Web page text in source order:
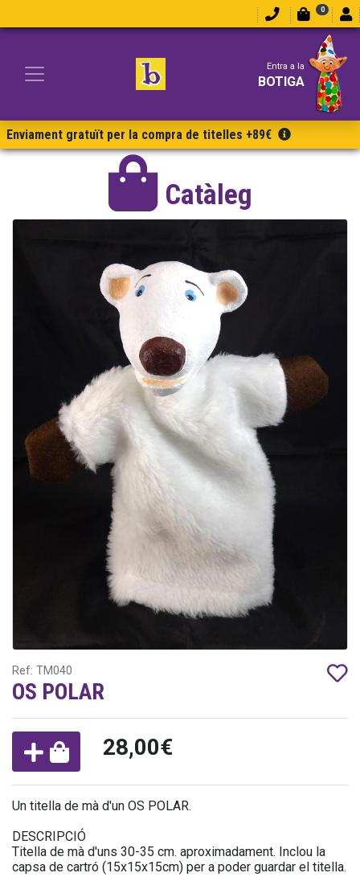
0
Entra a la
BOTIGA
Enviament gratuït per la compra de titelles +89€
Catàleg
Ref: TM040
OS POLAR
28,00€
Un titella de mà d'un OS POLAR.
DESCRIPCIÓ
Titella de mà d'uns 30-35 cm. aproximadament. Inclou la
capsa de cartró (15x15x15cm) per a poder guardar el titella.